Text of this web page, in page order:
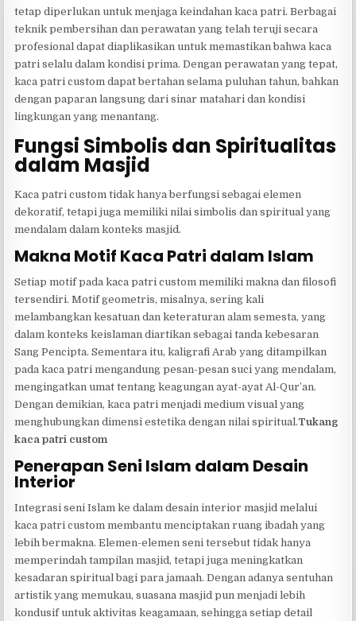
tetap diperlukan untuk menjaga keindahan kaca patri. Berbagai
teknik pembersihan dan perawatan yang telah teruji secara
profesional dapat diaplikasikan untuk memastikan bahwa kaca
patri selalu dalam kondisi prima. Dengan perawatan yang tepat,
kaca patri custom dapat bertahan selama puluhan tahun, bahkan
dengan paparan langsung dari sinar matahari dan kondisi
lingkungan yang menantang.
Fungsi Simbolis dan Spiritualitas
dalam Masjid
Kaca patri custom tidak hanya berfungsi sebagai elemen
dekoratif, tetapi juga memiliki nilai simbolis dan spiritual yang
mendalam dalam konteks masjid.
Makna Motif Kaca Patri dalam Islam
Setiap motif pada kaca patri custom memiliki makna dan filosofi
tersendiri. Motif geometris, misalnya, sering kali
melambangkan kesatuan dan keteraturan alam semesta, yang
dalam konteks keislaman diartikan sebagai tanda kebesaran
Sang Pencipta. Sementara itu, kaligrafi Arab yang ditampilkan
pada kaca patri mengandung pesan-pesan suci yang mendalam,
mengingatkan umat tentang keagungan ayat-ayat Al-Qur’an.
Dengan demikian, kaca patri menjadi medium visual yang
menghubungkan dimensi estetika dengan nilai spiritual.Tukang
kaca patri custom
Penerapan Seni Islam dalam Desain
Interior
Integrasi seni Islam ke dalam desain interior masjid melalui
kaca patri custom membantu menciptakan ruang ibadah yang
lebih bermakna. Elemen-elemen seni tersebut tidak hanya
memperindah tampilan masjid, tetapi juga meningkatkan
kesadaran spiritual bagi para jamaah. Dengan adanya sentuhan
artistik yang memukau, suasana masjid pun menjadi lebih
kondusif untuk aktivitas keagamaan, sehingga setiap detail